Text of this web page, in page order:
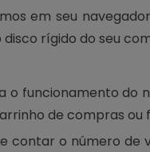
em seu
rígido do seu
o funcionamento do
de compras
contar o número de